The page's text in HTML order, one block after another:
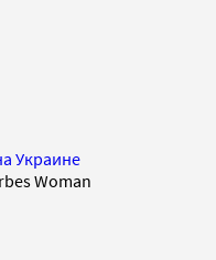
Украине
Woman